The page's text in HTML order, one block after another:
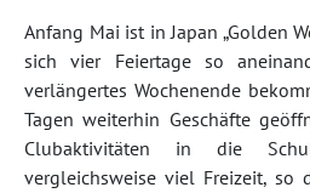
Anfang Mai ist in Japan „Golden
sich vier Feiertage so
verlängertes Wochenende
Tagen weiterhin Geschäfte
Clubaktivitäten in die
vergleichsweise viel Freizeit, so